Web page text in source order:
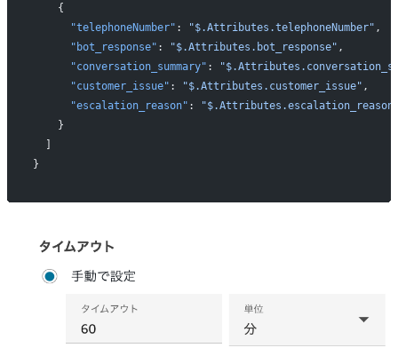
    {
      "telephoneNumber"
: "$.Attributes.telephoneNumber" ,
      "bot_response"
: "$.Attributes.bot_response" ,
      "conversation_summary"
:
      "customer_issue"
: "$.Attributes.customer_issue" ,
      "escalation_reason"
:
    }
  ]
}